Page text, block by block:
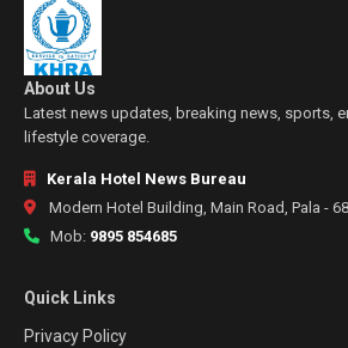
About Us
Latest news updates, breaking news, sports,
lifestyle coverage.
Kerala Hotel News Bureau
Modern Hotel Building, Main Road, Pala -
Mob: 9895 854685
Quick Links
Privacy Policy